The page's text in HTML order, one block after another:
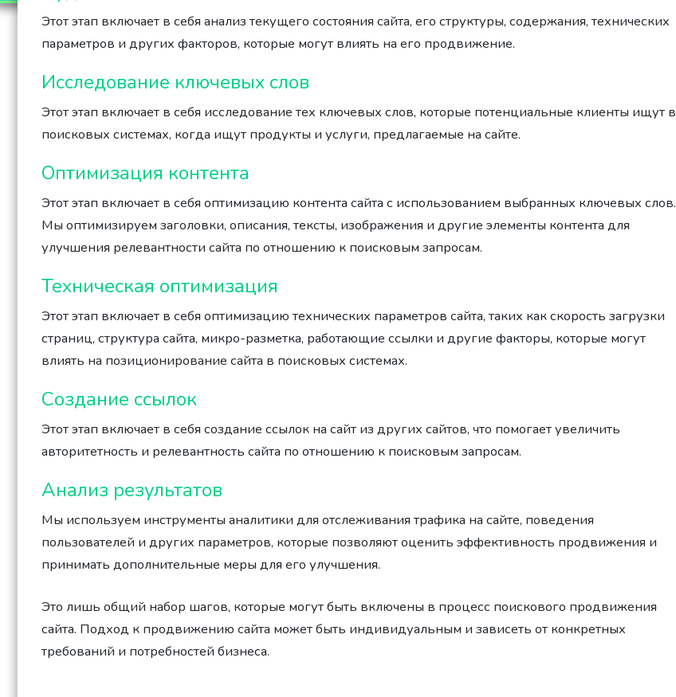
Этот этап включает в себя анализ текущего состояния сайта, его структуры, содержания, технических
параметров и других факторов, которые могут влиять на его продвижение.
Исследование ключевых слов
Этот этап включает в себя исследование тех ключевых слов, которые потенциальные клиенты ищут в
поисковых системах, когда ищут продукты и услуги, предлагаемые на сайте.
Оптимизация контента
Этот этап включает в себя оптимизацию контента сайта с использованием выбранных ключевых слов.
Мы оптимизируем заголовки, описания, тексты, изображения и другие элементы контента для
улучшения релевантности сайта по отношению к поисковым запросам.
Техническая оптимизация
Этот этап включает в себя оптимизацию технических параметров сайта, таких как скорость загрузки
страниц, структура сайта, микро-разметка, работающие ссылки и другие факторы, которые могут
влиять на позиционирование сайта в поисковых системах.
Создание ссылок
Этот этап включает в себя создание ссылок на сайт из других сайтов, что помогает увеличить
авторитетность и релевантность сайта по отношению к поисковым запросам.
Анализ результатов
Мы используем инструменты аналитики для отслеживания трафика на сайте, поведения
пользователей и других параметров, которые позволяют оценить эффективность продвижения и
принимать дополнительные меры для его улучшения.
Это лишь общий набор шагов, которые могут быть включены в процесс поискового продвижения
сайта. Подход к продвижению сайта может быть индивидуальным и зависеть от конкретных
требований и потребностей бизнеса.